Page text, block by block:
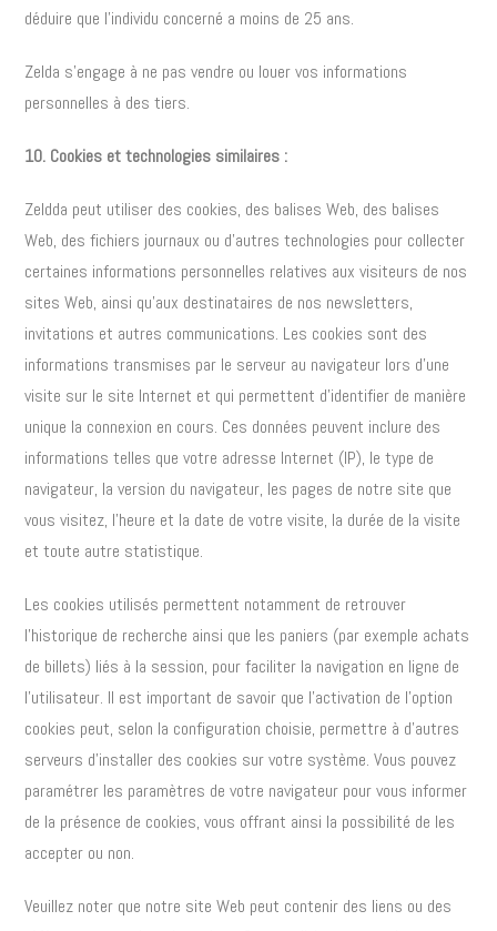
déduire que l’individu concerné a moins de 25 ans.
Zelda s’engage à ne pas vendre ou louer vos informations
personnelles à des tiers.
10. Cookies et technologies similaires :
Zeldda peut utiliser des cookies, des balises Web, des balises
Web, des fichiers journaux ou d’autres technologies pour collecter
certaines informations personnelles relatives aux visiteurs de nos
sites Web, ainsi qu’aux destinataires de nos newsletters,
invitations et autres communications. Les cookies sont des
informations transmises par le serveur au navigateur lors d’une
visite sur le site Internet et qui permettent d’identifier de manière
unique la connexion en cours. Ces données peuvent inclure des
informations telles que votre adresse Internet (IP), le type de
navigateur, la version du navigateur, les pages de notre site que
vous visitez, l’heure et la date de votre visite, la durée de la visite
et toute autre statistique.
Les cookies utilisés permettent notamment de retrouver
l’historique de recherche ainsi que les paniers (par exemple achats
de billets) liés à la session, pour faciliter la navigation en ligne de
l’utilisateur. Il est important de savoir que l’activation de l’option
cookies peut, selon la configuration choisie, permettre à d’autres
serveurs d’installer des cookies sur votre système. Vous pouvez
paramétrer les paramètres de votre navigateur pour vous informer
de la présence de cookies, vous offrant ainsi la possibilité de les
accepter ou non.
Veuillez noter que notre site Web peut contenir des liens ou des